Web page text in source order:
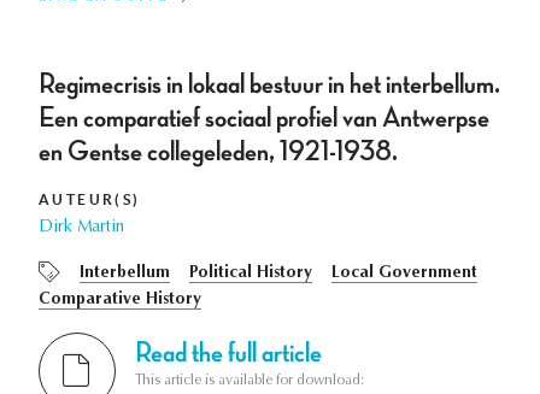
Regimecrisis in lokaal bestuur in het interbellum.
Een comparatief sociaal profiel van Antwerpse
en Gentse collegeleden, 1921-1938.
AUTEUR(S)
Dirk Martin
Interbellum Political History
Local Government
Comparative History
Read the full article
This article is available for download: